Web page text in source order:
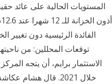
الفائدة الرئيسية دون
خلال 2021. قال